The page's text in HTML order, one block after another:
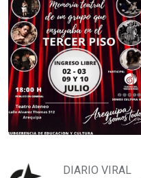
DIARIO VIRAL